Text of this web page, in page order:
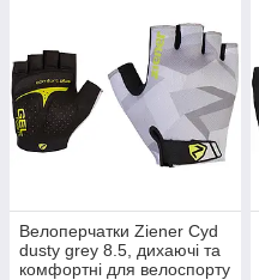
Велоперчатки Ziener Cyd
dusty grey 8.5, дихаючі та
комфортні для велоспорту